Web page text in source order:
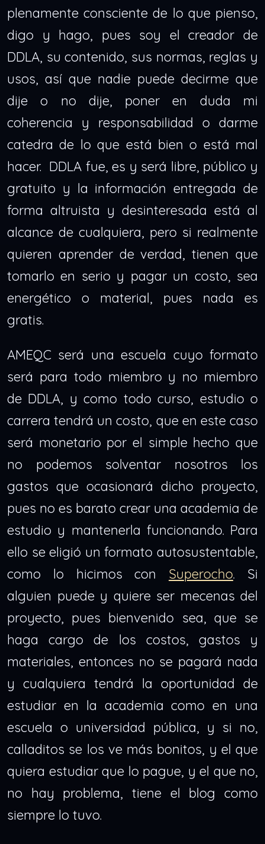
plenamente consciente de lo que pienso,
digo y hago, pues soy el creador de
DDLA, su contenido, sus normas, reglas y
usos, así que nadie puede decirme que
dije o no dije, poner en duda mi
coherencia y responsabilidad o darme
catedra de lo que está bien o está mal
hacer. DDLA fue, es y será libre, público y
gratuito y la información entregada de
forma altruista y desinteresada está al
alcance de cualquiera, pero si realmente
quieren aprender de verdad, tienen que
tomarlo en serio y pagar un costo, sea
energético o material, pues nada es
gratis.
AMEQC será una escuela cuyo formato
será para todo miembro y no miembro
de DDLA, y como todo curso, estudio o
carrera tendrá un costo, que en este caso
será monetario por el simple hecho que
no podemos solventar nosotros los
gastos que ocasionará dicho proyecto,
pues no es barato crear una academia de
estudio y mantenerla funcionando. Para
ello se eligió un formato autosustentable,
como lo hicimos con Superocho. Si
alguien puede y quiere ser mecenas del
proyecto, pues bienvenido sea, que se
haga cargo de los costos, gastos y
materiales, entonces no se pagará nada
y cualquiera tendrá la oportunidad de
estudiar en la academia como en una
escuela o universidad pública, y si no,
calladitos se los ve más bonitos, y el que
quiera estudiar que lo pague, y el que no,
no hay problema, tiene el blog como
siempre lo tuvo.